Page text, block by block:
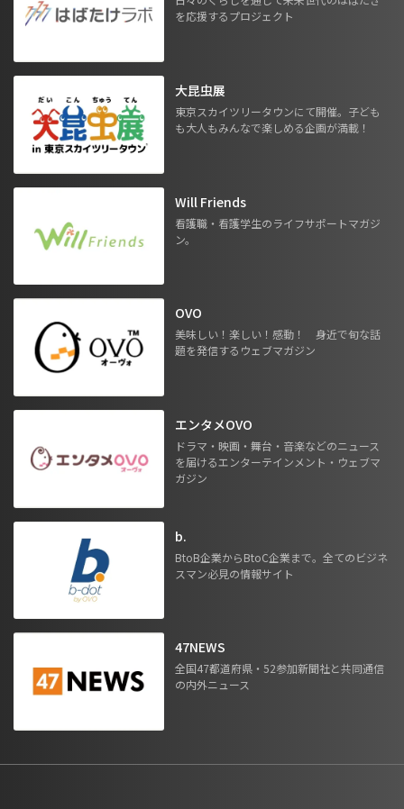
を応援するプロジェクト
大昆虫展
東京スカイツリータウンにて開催。子ども
も大人もみんなで楽しめる企画が満載！
Will Friends
看護職・看護学生のライフサポートマガジ
ン。
OVO
美味しい！楽しい！感動！ 身近で旬な話
題を発信するウェブマガジン
エンタメOVO
ドラマ・映画・舞台・音楽などのニュース
を届けるエンターテインメント・ウェブマ
ガジン
b.
BtoB企業からBtoC企業まで。全てのビジネ
スマン必見の情報サイト
47NEWS
全国47都道府県・52参加新聞社と共同通信
の内外ニュース